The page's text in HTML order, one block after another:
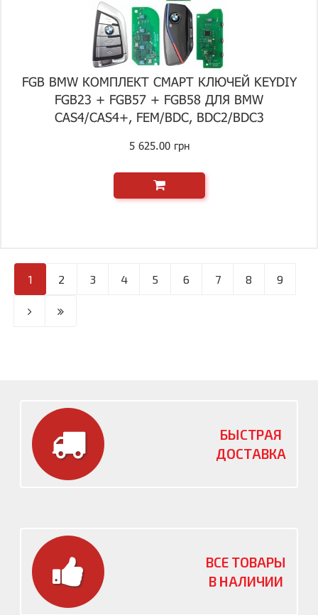
FGB BMW КОМПЛЕКТ СМАРТ КЛЮЧЕЙ KEYDIY
FGB23 + FGB57 + FGB58 ДЛЯ BMW
CAS4/CAS4+, FEM/BDC, BDC2/BDC3
5 625.00 грн
1 2 3 4 5 6 7 8 9
БЫСТРАЯ
ДОСТАВКА
ВСЕ ТОВАРЫ
В НАЛИЧИИ